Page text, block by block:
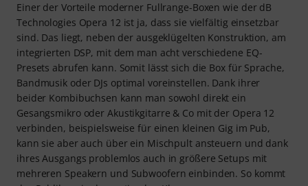
Einer der Vorteile moderner Fullrange-Boxen wie der dB
Technologies Opera 12 ist ja, dass sie vielfältig einsetzbar
sind. Das liegt, neben der ausgeklügelten Konstruktion, am
integrierten DSP, mit dem man acht verschiedene EQ-
Presets abrufen kann. Somit lässt sich die Box für Sprache,
Bandmusik oder DJs optimal voreinstellen. Dank ihrer
beider Kombibuchsen kann man sowohl direkt ein
Gesangsmikro oder Akustikgitarre & Co mit der Opera 12
verbinden, beispielsweise für einen kleinen Gig im Pub,
kann sie aber auch über ein Mischpult ansteuern und dank
ihres Ausgangs problemlos auch in größere Setups mit
mehreren Speakern und Subwoofern einbinden. So kommt